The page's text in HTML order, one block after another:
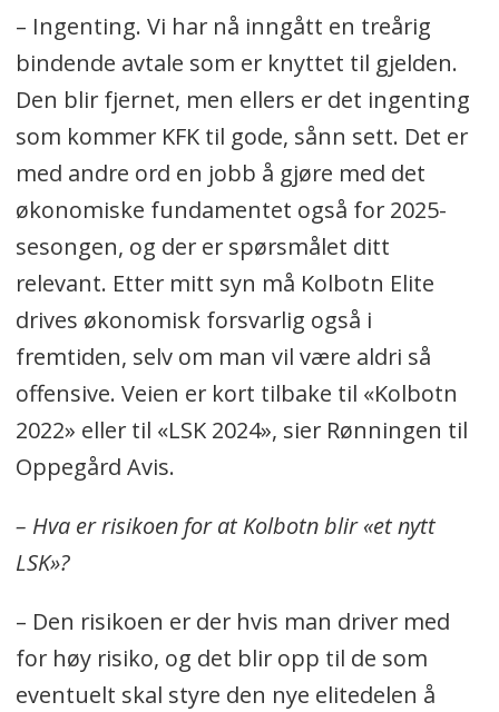
– Ingenting. Vi har nå inngått en treårig
bindende avtale som er knyttet til gjelden.
Den blir fjernet, men ellers er det ingenting
som kommer KFK til gode, sånn sett. Det er
med andre ord en jobb å gjøre med det
økonomiske fundamentet også for 2025-
sesongen, og der er spørsmålet ditt
relevant. Etter mitt syn må Kolbotn Elite
drives økonomisk forsvarlig også i
fremtiden, selv om man vil være aldri så
offensive. Veien er kort tilbake til «Kolbotn
2022» eller til «LSK 2024», sier Rønningen til
Oppegård Avis.
– Hva er risikoen for at Kolbotn blir «et nytt
LSK»?
– Den risikoen er der hvis man driver med
for høy risiko, og det blir opp til de som
eventuelt skal styre den nye elitedelen å